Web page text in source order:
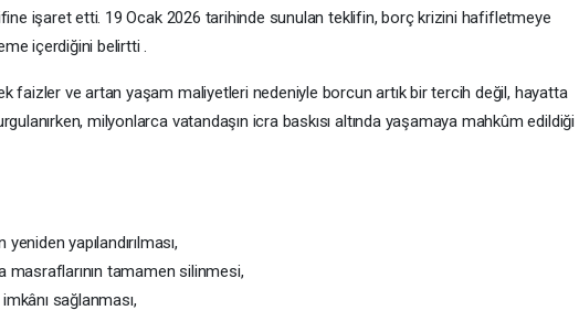
işaret etti. 19 Ocak 2026 tarihinde sunulan teklifin, borç krizini hafifletmeye
içerdiğini belirtti .
faizler ve artan yaşam maliyetleri nedeniyle borcun artık bir tercih değil, hayatta
milyonlarca vatandaşın icra baskısı altında yaşamaya mahkûm edildiği
yapılandırılması,
masraflarının tamamen silinmesi,
sağlanması,